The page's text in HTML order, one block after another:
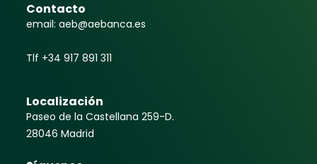
Contacto
email: aeb@aebanca.es
Tlf +34 917 891 311
Localización
Paseo de la Castellana 259-D.
28046 Madrid